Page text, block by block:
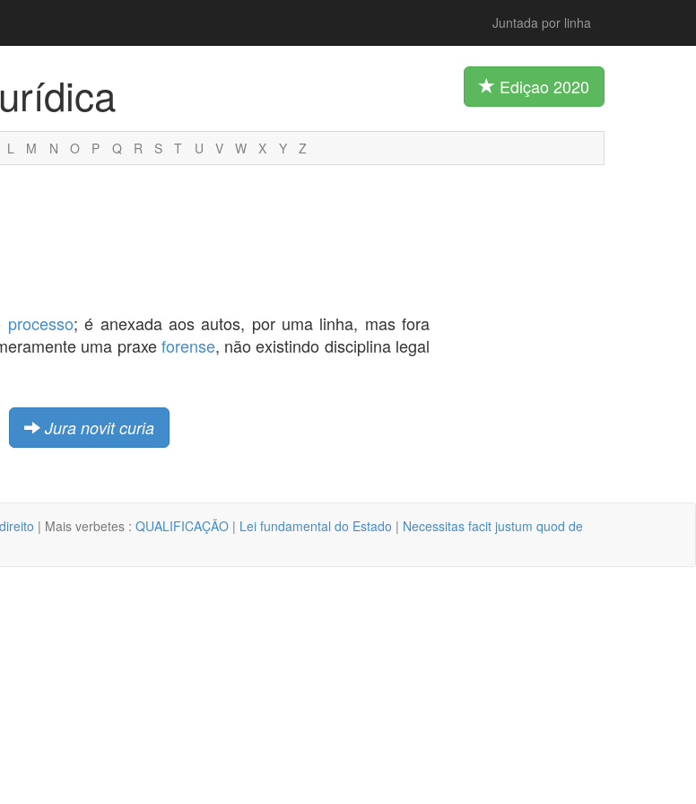
Juntada por linha
Ediçao 2020
L M N O P Q R S T U V W X Y Z
processo; é anexada aos autos, por uma linha, mas fora
uma praxeforense, não existindo disciplina legal
Jura novit curia
| Mais verbetes : QUALIFICAÇÃO | Lei fundamental do Estado | Necessitas facit justum quod de